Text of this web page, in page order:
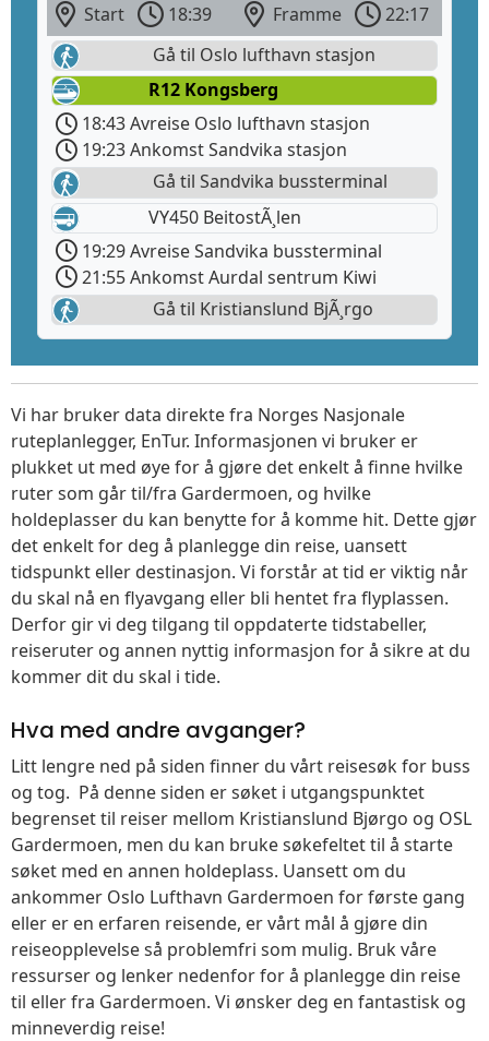
Start 18:39 Framme
22:17
Gå til Oslo lufthavn stasjon
R12 Kongsberg
18:43 Avreise Oslo lufthavn stasjon
19:23 Ankomst Sandvika stasjon
Gå til Sandvika bussterminal
VY450 BeitostÃ¸len
19:29 Avreise Sandvika bussterminal
21:55 Ankomst Aurdal sentrum Kiwi
Gå til Kristianslund BjÃ¸rgo
Vi har bruker data direkte fra Norges Nasjonale
ruteplanlegger, EnTur. Informasjonen vi bruker er
plukket ut med øye for å gjøre det enkelt å finne hvilke
ruter som går til/fra Gardermoen, og hvilke
holdeplasser du kan benytte for å komme hit. Dette gjør
det enkelt for deg å planlegge din reise, uansett
tidspunkt eller destinasjon. Vi forstår at tid er viktig når
du skal nå en flyavgang eller bli hentet fra flyplassen.
Derfor gir vi deg tilgang til oppdaterte tidstabeller,
reiseruter og annen nyttig informasjon for å sikre at du
kommer dit du skal i tide.
Hva med andre avganger?
Litt lengre ned på siden finner du vårt reisesøk for buss
og tog. På denne siden er søket i utgangspunktet
begrenset til reiser mellom Kristianslund Bjørgo og OSL
Gardermoen, men du kan bruke søkefeltet til å starte
søket med en annen holdeplass. Uansett om du
ankommer Oslo Lufthavn Gardermoen for første gang
eller er en erfaren reisende, er vårt mål å gjøre din
reiseopplevelse så problemfri som mulig. Bruk våre
ressurser og lenker nedenfor for å planlegge din reise
til eller fra Gardermoen. Vi ønsker deg en fantastisk og
minneverdig reise!